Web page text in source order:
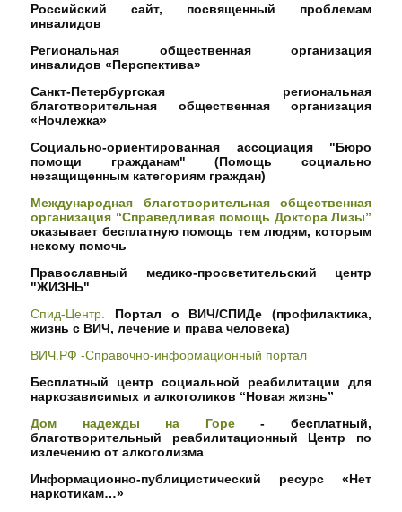
Российский сайт, посвященный проблемам
инвалидов
Региональная общественная организация
инвалидов «Перспектива»
Санкт-Петербургская региональная
благотворительная общественная организация
«Ночлежка»
Социально-ориентированная ассоциация "Бюро
помощи гражданам" (Помощь социально
незащищенным категориям граждан)
Международная благотворительная общественная
организация “Справедливая помощь Доктора Лизы”
оказывает бесплатную помощь тем людям, которым
некому помочь
Православный медико-просветительский центр
"ЖИЗНЬ"
Спид-Центр. Портал о ВИЧ/СПИДе (профилактика,
жизнь с ВИЧ, лечение и права человека)
ВИЧ.РФ -Справочно-информационный портал
Бесплатный центр социальной реабилитации для
наркозависимых и алкоголиков “Новая жизнь”
Дом надежды на Горе- бесплатный,
благотворительный реабилитационный Центр по
излечению от алкоголизма
Информационно-публицистический ресурс «Нет
наркотикам…»